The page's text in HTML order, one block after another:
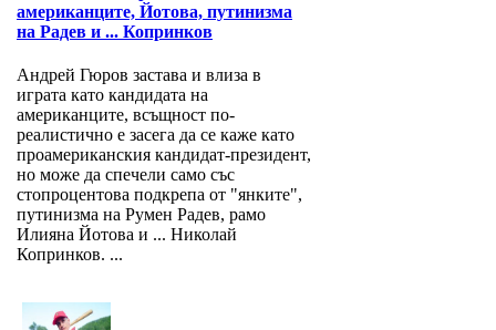
американците, Йотова, путинизма
на Радев и ... Копринков
Андрей Гюров застава и влиза в
играта като кандидата на
американците, всъщност по-
реалистично е засега да се каже като
проамериканския кандидат-президент,
но може да спечели само със
стопроцентова подкрепа от "янките",
путинизма на Румен Радев, рамо
Илияна Йотова и ... Николай
Копринков. ...